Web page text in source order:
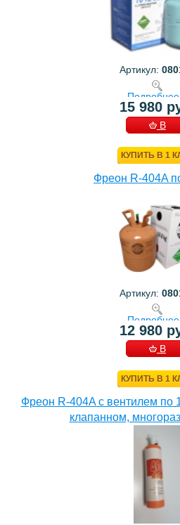
Артикул:
15 980
В
КУПИТЬ В 1
Фреон R-404A
Артикул:
12 980
В
КУПИТЬ В 1
Фреон R-404A с вентилем по
клапанном,